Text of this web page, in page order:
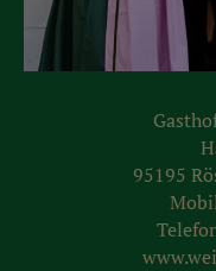
95195